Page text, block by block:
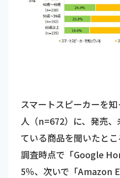
スマートスピーカーを
人（n=672）に、発売
ている商品を聞いたとこ
調査時点で「Google
5％、次いで「Amazon